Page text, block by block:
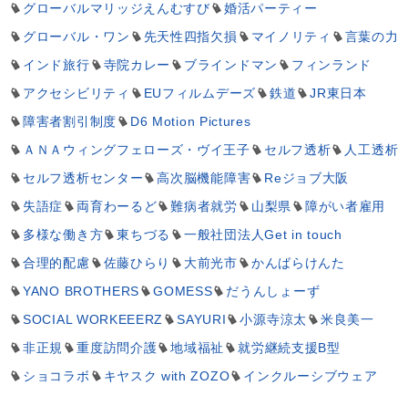
グローバルマリッジえんむすび
婚活パーティー
グローバル・ワン
先天性四指欠損 マイノリティ
言葉の力
インド旅行
寺院カレー ブラインドマン
フィンランド
アクセシビリティ
EUフィルムデーズ 鉄道
JR東日本
障害者割引制度
D6 Motion Pictures
ＡＮＡウィングフェローズ・ヴイ王子
セルフ透析
人工透析
セルフ透析センター
高次脳機能障害
Reジョブ大阪
失語症
両育わーるど 難病者就労 山梨県
障がい者雇用
多様な働き方
東ちづる
一般社団法人Get in touch
合理的配慮
佐藤ひらり 大前光市
かんばらけんた
YANO BROTHERS
GOMESS
だうんしょーず
SOCIAL WORKEEERZ
SAYURI 小源寺涼太
米良美一
非正規
重度訪問介護 地域福祉
就労継続支援B型
ショコラボ
キヤスク with ZOZO
インクルーシブウェア